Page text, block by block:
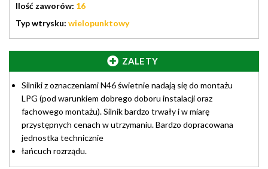
Ilość zaworów: 16
Typ wtrysku: wielopunktowy
ZALETY
Silniki z oznaczeniami N46 świetnie nadają się do montażu
LPG (pod warunkiem dobrego doboru instalacji oraz
fachowego montażu). Silnik bardzo trwały i w miarę
przystępnych cenach w utrzymaniu. Bardzo dopracowana
jednostka technicznie
łańcuch rozrządu.